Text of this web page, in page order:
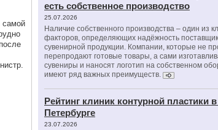
самой
есть собственное производство
25.07.2026
Наличие собственного производства – один из
факторов, определяющих надёжность
сувенирной продукции. Компании, которые не
перепродают готовые товары, а сами
сувениры и наносят логотип на собственном
имеют ряд важных преимуществ.
Рейтинг клиник контурной пластики
Петербурге
23.07.2026